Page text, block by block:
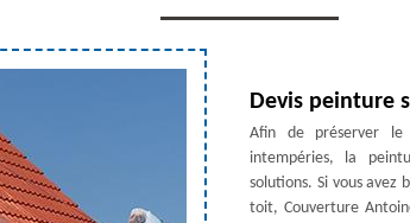
Devis peinture
Afin de préserver
intempéries, la
solutions. Si vous avez
toit, Couverture